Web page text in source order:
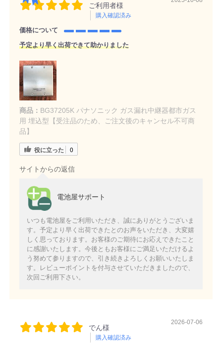
ご利用者様
購入確認済み
価格について
予定より早く出荷できて助かりました
商品： BG37205K パナソニック ガス漏れ中継器都市ガス
用 埋込型【受注品のため、ご注文後のキャンセル不可商
品】
役に立った 0
サイトからの返信
電池屋サポート
いつも電池屋をご利用いただき、誠にありがとうございま
す。予定より早く出荷できたとのお声をいただき、大変嬉
しく思っております。お客様のご期待にお応えできたこと
に感謝いたします。今後ともお客様にご満足いただけるよ
う努めて参りますので、引き続きよろしくお願いいたしま
す。レビューポイントを付与させていただきましたので、
次回ご利用下さい。
でん様
購入確認済み
2026-07-06